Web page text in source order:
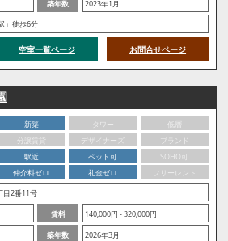
築年数
2023年1月
」徒歩6分
空室一覧ページ お問合せページ
新築 タワー
低層
分譲賃貸
デザイナーズ
ブランド
駅近
ペット可
SOHO可
仲介料ゼロ
礼金ゼロ
フリーレント
目2番11号
賃料
140,000円 - 320,000円
築年数
2026年3月